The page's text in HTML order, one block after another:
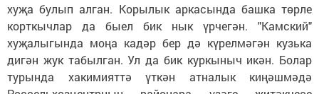
хуҗа булып алган. Корылык аркасында башка төрле
корткычлар да быел бик нык үрчегән. "Камский"
хуҗалыгында моңа кадәр бер дә күрелмәгән кузька
дигән жук табылган. Ул да бик куркыныч икән. Болар
турында хакимияттә үткән атналык киңәшмәдә